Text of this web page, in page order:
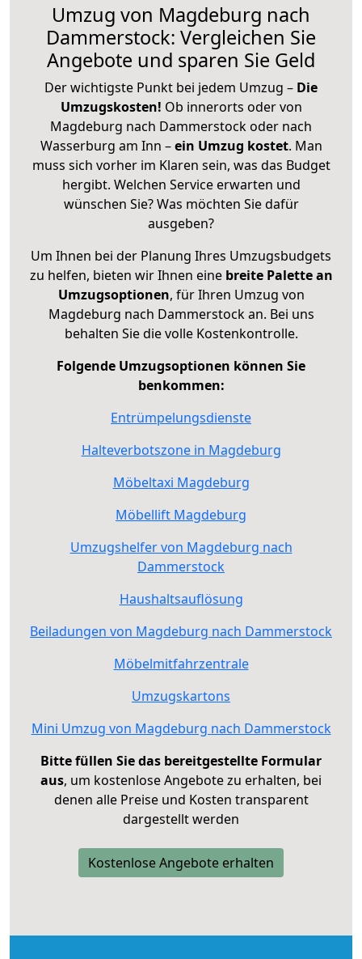
Umzug von Magdeburg nach
Dammerstock: Vergleichen Sie
Angebote und sparen Sie Geld
Der wichtigste Punkt bei jedem Umzug – Die
Umzugskosten! Ob innerorts oder von
Magdeburg nach Dammerstock oder nach
Wasserburg am Inn –ein Umzug kostet. Man
muss sich vorher im Klaren sein, was das Budget
hergibt. Welchen Service erwarten und
wünschen Sie? Was möchten Sie dafür
ausgeben?
Um Ihnen bei der Planung Ihres Umzugsbudgets
zu helfen, bieten wir Ihnen eine breite Palette an
Umzugsoptionen, für Ihren Umzug von
Magdeburg nach Dammerstock an. Bei uns
behalten Sie die volle Kostenkontrolle.
Folgende Umzugsoptionen können Sie
benkommen:
Entrümpelungsdienste
Halteverbotszone in Magdeburg
Möbeltaxi Magdeburg
Möbellift Magdeburg
Umzugshelfer von Magdeburg nach
Dammerstock
Haushaltsauflösung
Beiladungen von Magdeburg nach Dammerstock
Möbelmitfahrzentrale
Umzugskartons
Mini Umzug von Magdeburg nach Dammerstock
Bitte füllen Sie das bereitgestellte Formular
aus, um kostenlose Angebote zu erhalten, bei
denen alle Preise und Kosten transparent
dargestellt werden
Kostenlose Angebote erhalten